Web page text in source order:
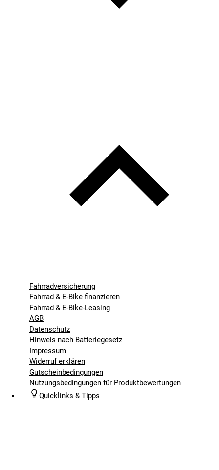
Fahrradversicherung
Fahrrad & E-Bike finanzieren
Fahrrad & E-Bike-Leasing
AGB
Datenschutz
Hinweis nach Batteriegesetz
Impressum
Widerruf erklären
Gutscheinbedingungen
Nutzungsbedingungen für Produktbewertungen
Quicklinks & Tipps